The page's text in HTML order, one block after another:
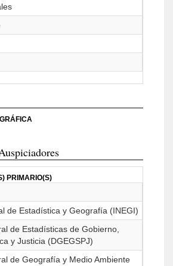
PRIMARIO(S)
de Estadística y Geografía (INEGI)
de Estadísticas de Gobierno,
y Justicia (DGEGSPJ)
de Geografía y Medio Ambiente